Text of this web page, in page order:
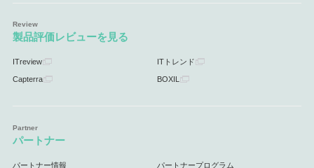
製品評価レビューを見る
ITreview ITトレンド
Capterra BOXIL
パートナー
パートナー情報 パートナープログラム